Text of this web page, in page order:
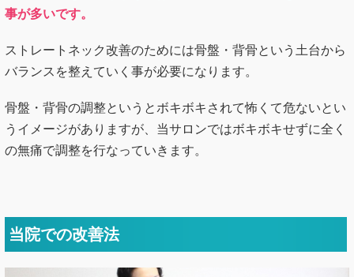
事が多いです。
ストレートネック改善のためには骨盤・背骨という土台から
バランスを整えていく事が必要になります。
骨盤・背骨の調整というとボキボキされて怖くて危ないとい
うイメージがありますが、当サロンではボキボキせずに全く
の無痛で調整を行なっていきます。
当院での改善法